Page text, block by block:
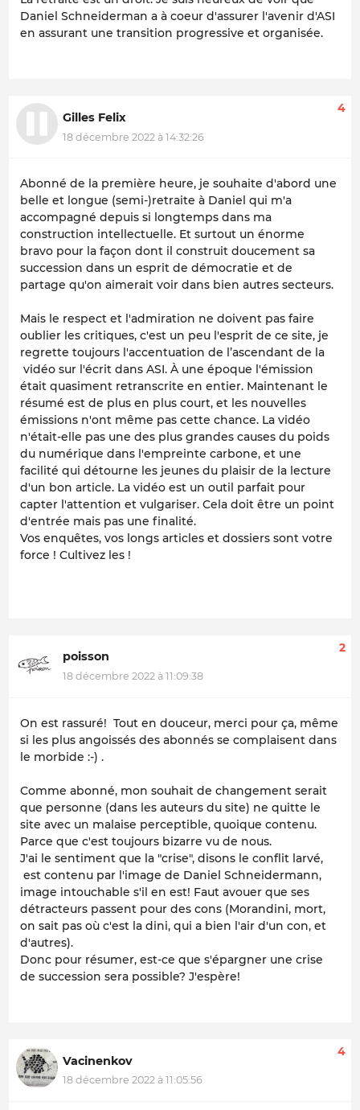
Daniel Schneiderman a à coeur d'assurer l'avenir d'ASI
en assurant une transition progressive et organisée.
Gilles Felix
18 décembre 2022 à 14:32:26
4
Abonné de la première heure, je souhaite d'abord une
belle et longue (semi-)retraite à Daniel qui m'a
accompagné depuis si longtemps dans ma
construction intellectuelle. Et surtout un énorme
bravo pour la façon dont il construit doucement sa
succession dans un esprit de démocratie et de
partage qu'on aimerait voir dans bien autres secteurs.
Mais le respect et l'admiration ne doivent pas faire
oublier les critiques, c'est un peu l'esprit de ce site, je
regrette toujours l'accentuation de l’ascendant de la
vidéo sur l'écrit dans ASI. À une époque l'émission
était quasiment retranscrite en entier. Maintenant le
résumé est de plus en plus court, et les nouvelles
émissions n'ont même pas cette chance. La vidéo
n'était-elle pas une des plus grandes causes du poids
du numérique dans l'empreinte carbone, et une
facilité qui détourne les jeunes du plaisir de la lecture
d'un bon article. La vidéo est un outil parfait pour
capter l'attention et vulgariser. Cela doit être un point
d'entrée mais pas une finalité.
Vos enquêtes, vos longs articles et dossiers sont votre
force ! Cultivez les !
poisson
18 décembre 2022 à 11:09:38
2
On est rassuré! Tout en douceur, merci pour ça, même
si les plus angoissés des abonnés se complaisent dans
le morbide :-) .
Comme abonné, mon souhait de changement serait
que personne (dans les auteurs du site) ne quitte le
site avec un malaise perceptible, quoique contenu.
Parce que c'est toujours bizarre vu de nous.
J'ai le sentiment que la "crise", disons le conflit larvé,
est contenu par l'image de Daniel Schneidermann,
image intouchable s'il en est! Faut avouer que ses
détracteurs passent pour des cons (Morandini, mort,
on sait pas où c'est la dini, qui a bien l'air d'un con, et
d'autres).
Donc pour résumer, est-ce que s'épargner une crise
de succession sera possible? J'espère!
Vacinenkov
18 décembre 2022 à 11:05:56
4